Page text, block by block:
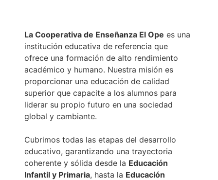
La Cooperativa de Enseñanza El Ope es una
institución educativa de referencia que
ofrece una formación de alto rendimiento
académico y humano. Nuestra misión es
proporcionar una educación de calidad
superior que capacite a los alumnos para
liderar su propio futuro en una sociedad
global y cambiante.
Cubrimos todas las etapas del desarrollo
educativo, garantizando una trayectoria
coherente y sólida desde la Educación
Infantil y Primaria, hasta la Educación